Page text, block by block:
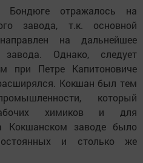
Бондюге отражалось на
завода, т.к. основной
на дальнейшее
Однако, следует
при Петре Капитоновиче
Кокшан был тем
который
химиков и для
Кокшанском заводе было
и столько же